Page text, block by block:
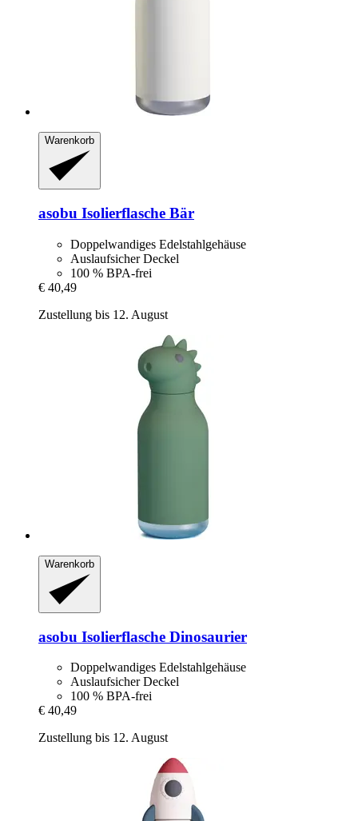
Warenkorb
asobu Isolierflasche Bär
Doppelwandiges Edelstahlgehäuse
Auslaufsicher Deckel
100 % BPA-frei
€ 40,49
Zustellung bis 12. August
Warenkorb
asobu Isolierflasche Dinosaurier
Doppelwandiges Edelstahlgehäuse
Auslaufsicher Deckel
100 % BPA-frei
€ 40,49
Zustellung bis 12. August